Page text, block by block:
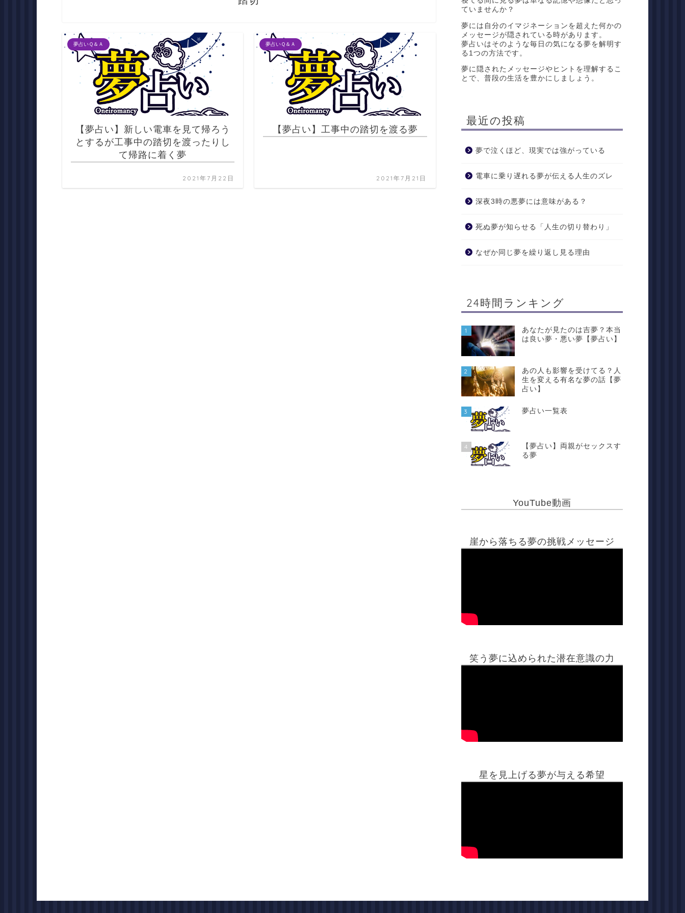
夢占いＱ＆Ａ
【夢占い】新しい電車を見て帰ろう
とするが工事中の踏切を渡ったりし
て帰路に着く夢
2021年7月22日
夢占いＱ＆Ａ
【夢占い】工事中の踏切を渡る夢
2021年7月21日
ていませんか？
夢には自分のイマジネーションを超えた何かの
メッセージが隠されている時があります。
夢占いはそのような毎日の気になる夢を解明す
る1つの方法です。
夢に隠されたメッセージやヒントを理解するこ
とで、普段の生活を豊かにしましょう。
最近の投稿
夢で泣くほど、現実では強がっている
電車に乗り遅れる夢が伝える人生のズレ
深夜3時の悪夢には意味がある？
死ぬ夢が知らせる「人生の切り替わり」
なぜか同じ夢を繰り返し見る理由
24時間ランキング
1
あなたが見たのは吉夢？本当
は良い夢・悪い夢【夢占い】
2
あの人も影響を受けてる？人
生を変える有名な夢の話【夢
占い】
3 夢占い一覧表
4
【夢占い】両親がセックスす
る夢
YouTube動画
崖から落ちる夢の挑戦メッセージ
笑う夢に込められた潜在意識の力
星を見上げる夢が与える希望